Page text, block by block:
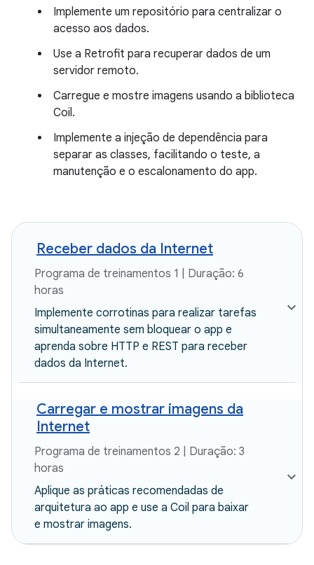
Implemente um repositório para centralizar o
acesso aos dados.
Use a Retrofit para recuperar dados de um
servidor remoto.
Carregue e mostre imagens usando a biblioteca
Coil.
Implemente a injeção de dependência para
separar as classes, facilitando o teste, a
manutenção e o escalonamento do app.
Receber dados da Internet
Programa de treinamentos 1 | Duração: 6
horas
Implemente corrotinas para realizar tarefas
simultaneamente sem bloquear o app e
aprenda sobre HTTP e REST para receber
dados da Internet.
Carregar e mostrar imagens da
Internet
Programa de treinamentos 2 | Duração: 3
horas
Aplique as práticas recomendadas de
arquitetura ao app e use a Coil para baixar
e mostrar imagens.